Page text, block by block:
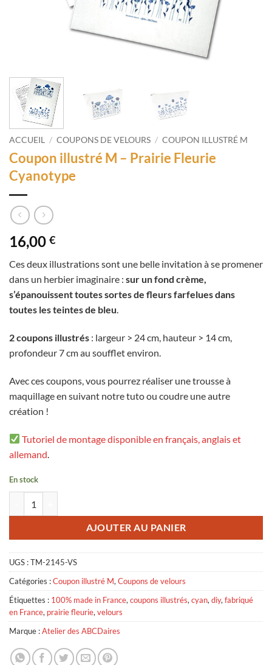
ACCUEIL / COUPONS DE VELOURS / COUPON ILLUSTRÉ M
Coupon illustré M – Prairie Fleurie
Cyanotype
16,00 €
Ces deux illustrations sont une belle invitation à se promener
dans un herbier imaginaire : sur un fond crème,
s’épanouissent toutes sortes de fleurs farfelues dans
toutes les teintes de bleu.
2 coupons illustrés : largeur > 24 cm, hauteur > 14 cm,
profondeur 7 cm au soufflet environ.
Avec ces coupons, vous pourrez réaliser une trousse à
maquillage en suivant notre tuto ou coudre une autre
création !
Tutoriel de montage disponible en français, anglais et
allemand
En stock
AJOUTER AU PANIER
UGS :TM-2145-VS
Catégories :Coupon illustré M,Coupons de velours
Étiquettes : 100% made in France,coupons illustrés,cyan,diy,fabriqué
en France, prairie fleurie,velours
Marque :Atelier des ABCDaires